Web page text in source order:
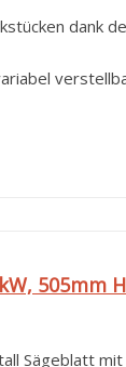
dank
Sägeblatt